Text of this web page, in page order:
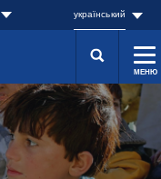
український
МЕНЮ